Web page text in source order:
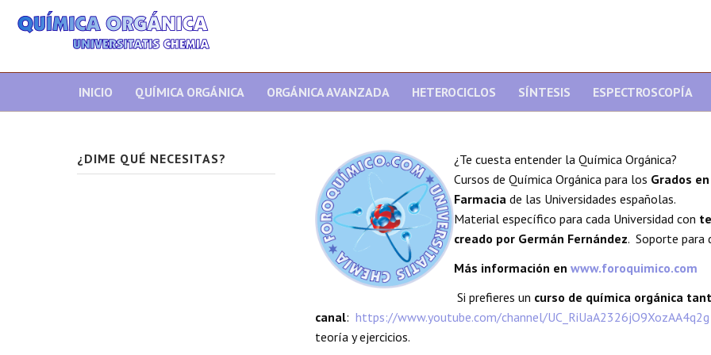
INICIO QUÍMICA ORGÁNICA ORGÁNICA AVANZADA HETEROCICLOS SÍNTESIS ESPECTROSCOPÍA
¿Te cuesta entender la Química Orgánica?
Cursos de Química Orgánica para los Grados
Farmacia de las Universidades españolas.
Material específico para cada Universidad con
creado por Germán Fernández. Soporte para
Más información en www.foroquimico.com
Si prefieres un curso de química orgánica
canal: https://www.youtube.com/channel/UC_RiUaA2326jO9XozAA4q2g
teoría y ejercicios.
¿DIME QUÉ NECESITAS?